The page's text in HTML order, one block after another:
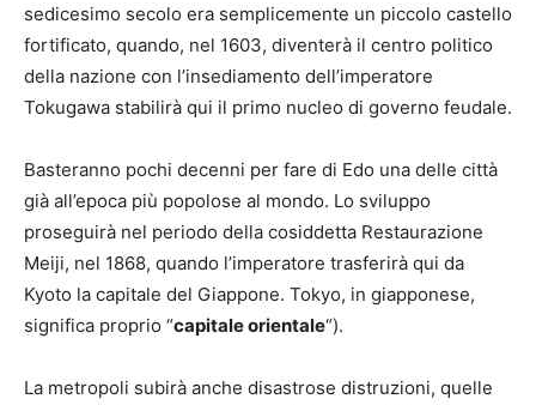
sedicesimo secolo era semplicemente un piccolo castello
fortificato, quando, nel 1603, diventerà il centro politico
della nazione con l’insediamento dell’imperatore
Tokugawa stabilirà qui il primo nucleo di governo feudale.
Basteranno pochi decenni per fare di Edo una delle città
già all’epoca più popolose al mondo. Lo sviluppo
proseguirà nel periodo della cosiddetta Restaurazione
Meiji, nel 1868, quando l’imperatore trasferirà qui da
Kyoto la capitale del Giappone. Tokyo, in giapponese,
significa proprio “capitale orientale“).
La metropoli subirà anche disastrose distruzioni, quelle